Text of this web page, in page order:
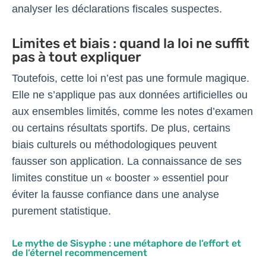
analyser les déclarations fiscales suspectes.
Limites et biais : quand la loi ne suffit
pas à tout expliquer
Toutefois, cette loi n’est pas une formule magique.
Elle ne s’applique pas aux données artificielles ou
aux ensembles limités, comme les notes d’examen
ou certains résultats sportifs. De plus, certains
biais culturels ou méthodologiques peuvent
fausser son application. La connaissance de ses
limites constitue un « booster » essentiel pour
éviter la fausse confiance dans une analyse
purement statistique.
Le mythe de Sisyphe : une métaphore de l’effort et
de l’éternel recommencement